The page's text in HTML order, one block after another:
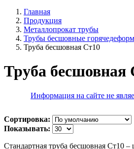
Главная
Продукция
Металлопрокат трубы
Трубы бесшовные
Труба бесшовная Ст10
Труба бесшовная
Информация на сайте не
Сортировка:
Показывать:
Стандартная труба бесшовная Ст10 –